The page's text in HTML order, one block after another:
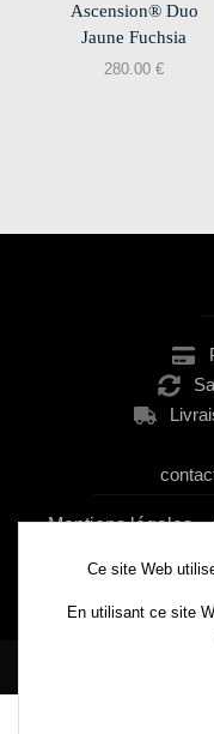
Ascension® Duo
Jaune Fuchsia
280.00 €
Mentions légales–
Copyright ©
Ce site Web
En utilisant ce site